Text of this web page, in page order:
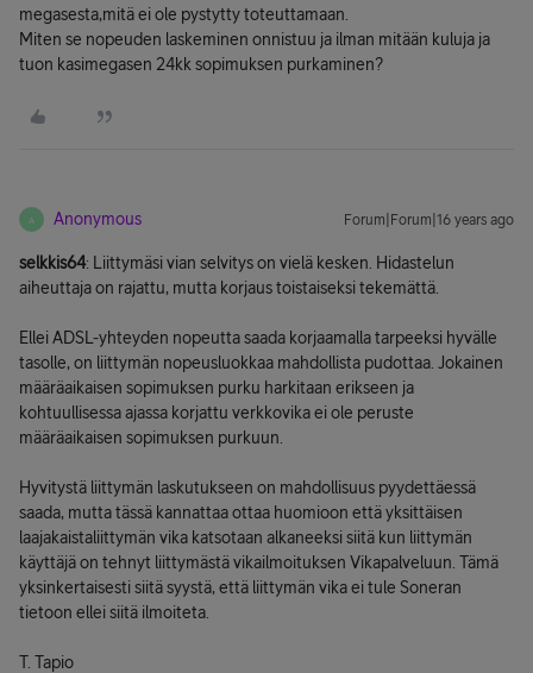
megasesta,mitä ei ole pystytty toteuttamaan.
Miten se nopeuden laskeminen onnistuu ja ilman mitään kuluja ja
tuon kasimegasen 24kk sopimuksen purkaminen?
A Anonymous Forum|Forum|16 years ago
selkkis64: Liittymäsi vian selvitys on vielä kesken. Hidastelun
aiheuttaja on rajattu, mutta korjaus toistaiseksi tekemättä.
Ellei ADSL-yhteyden nopeutta saada korjaamalla tarpeeksi hyvälle
tasolle, on liittymän nopeusluokkaa mahdollista pudottaa. Jokainen
määräaikaisen sopimuksen purku harkitaan erikseen ja
kohtuullisessa ajassa korjattu verkkovika ei ole peruste
määräaikaisen sopimuksen purkuun.
Hyvitystä liittymän laskutukseen on mahdollisuus pyydettäessä
saada, mutta tässä kannattaa ottaa huomioon että yksittäisen
laajakaistaliittymän vika katsotaan alkaneeksi siitä kun liittymän
käyttäjä on tehnyt liittymästä vikailmoituksen Vikapalveluun. Tämä
yksinkertaisesti siitä syystä, että liittymän vika ei tule Soneran
tietoon ellei siitä ilmoiteta.
T. Tapio